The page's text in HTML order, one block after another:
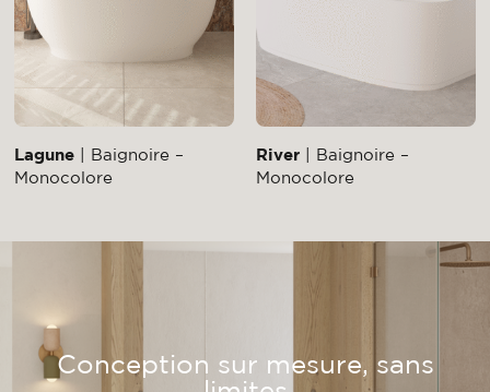
Lagune | Baignoire –
Monocolore
River | Baignoire –
Monocolore
Conception sur mesure, sans